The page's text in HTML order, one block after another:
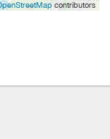
contributors